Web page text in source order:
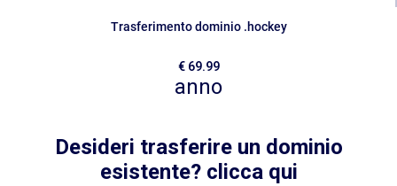
Trasferimento dominio .hockey
€ 69.99
anno
Desideri trasferire un dominio
esistente? clicca qui